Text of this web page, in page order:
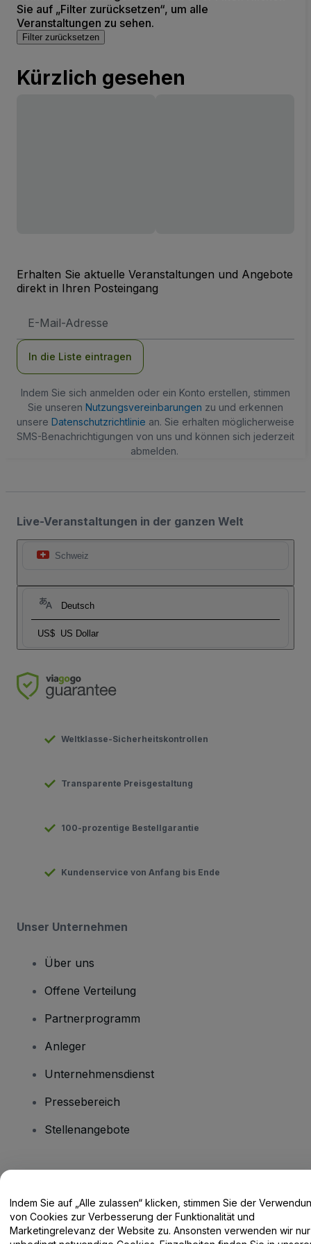
Sie auf „Filter zurücksetzen“, um alle
Veranstaltungen zu sehen.
Filter zurücksetzen
Kürzlich gesehen
Erhalten Sie aktuelle Veranstaltungen und Angebote
direkt in Ihren Posteingang
Mail-
In die Liste eintragen
Indem Sie sich anmelden oder ein Konto erstellen, stimmen
Sie unseren Nutzungsvereinbarungen zu und erkennen
unsere Datenschutzrichtlinie an. Sie erhalten möglicherweise
SMS-Benachrichtigungen von uns und können sich jederzeit
abmelden.
Live-Veranstaltungen in der ganzen Welt
Schweiz
Deutsch
US$ US Dollar
Weltklasse-Sicherheitskontrollen
Transparente Preisgestaltung
100-prozentige Bestellgarantie
Kundenservice von Anfang bis Ende
Unser Unternehmen
Über uns
Offene Verteilung
Partnerprogramm
Anleger
Unternehmensdienst
Pressebereich
Stellenangebote
Hilfe-Center / Kontakt
Indem Sie auf „Alle zulassen“ klicken, stimmen Sie der
von Cookies zur Verbesserung der Funktionalität und
Marketingrelevanz der Website zu. Ansonsten verwenden wir nur